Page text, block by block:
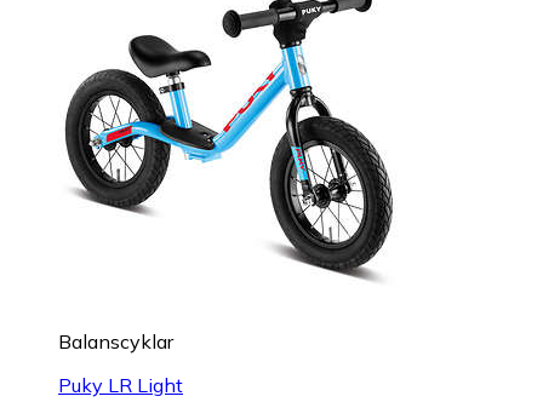
Balanscyklar
Puky LR Light